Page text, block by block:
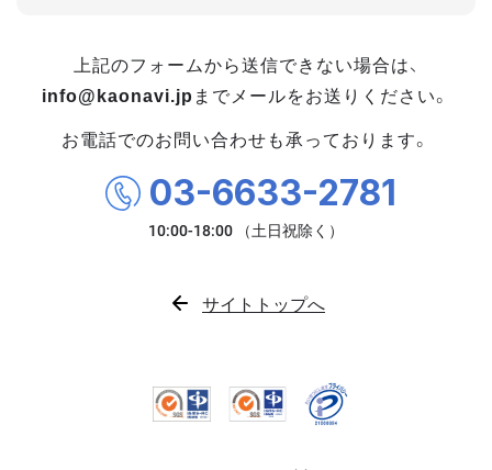
上記のフォームから送信できない場合は、
info@kaonavi.jp までメールをお送りください。
お電話でのお問い合わせも承っております。
03-6633-2781
サイトトップへ